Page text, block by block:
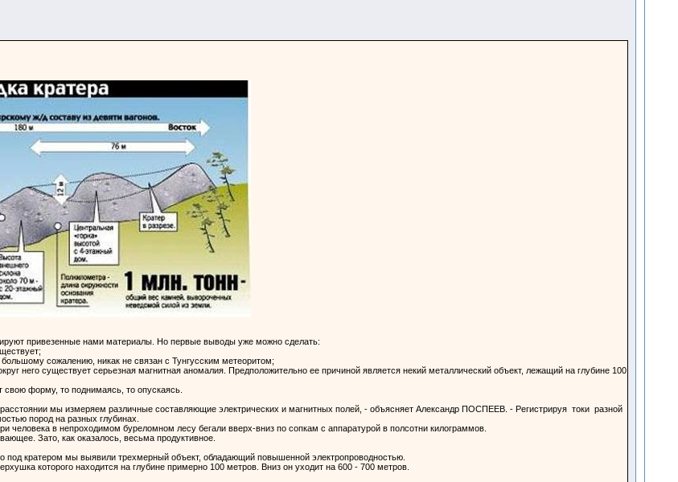
привезенные нами материалы. Но первые выводы уже можно сделать:
сожалению, никак не связан с Тунгусским метеоритом;
него существует серьезная магнитная аномалия. Предположительно ее причиной является некий металлический объект, лежащий на глубине 100
форму, то поднимаясь, то опускаясь.
мы измеряем различные составляющие электрических и магнитных полей, - объясняет Александр ПОСПЕЕВ. - Регистрируя токи разной
пород на разных глубинах.
человека в непроходимом буреломном лесу бегали вверх-вниз по сопкам с аппаратурой в полсотни килограммов.
Зато, как оказалось, весьма продуктивное.
под кратером мы выявили трехмерный объект, обладающий повышенной электропроводностью.
которого находится на глубине примерно 100 метров. Вниз он уходит на 600 - 700 метров.